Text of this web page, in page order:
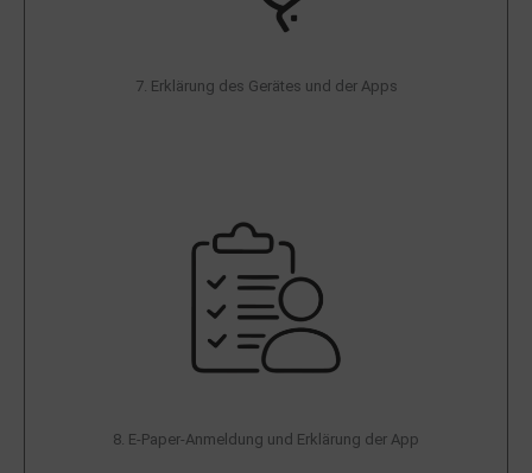
7. Erklärung des Gerätes und der Apps
8. E-Paper-Anmeldung und Erklärung der App